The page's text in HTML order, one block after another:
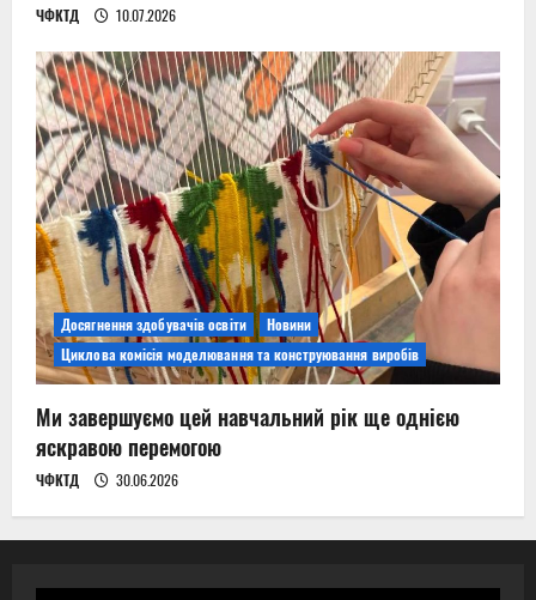
ЧФКТД 10.07.2026
Досягнення здобувачів освіти
Новини
Циклова комісія моделювання та конструювання виробів
Ми завершуємо цей навчальний рік ще однією
яскравою перемогою
ЧФКТД 30.06.2026